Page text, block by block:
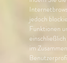
jedoch
Funktionen
im